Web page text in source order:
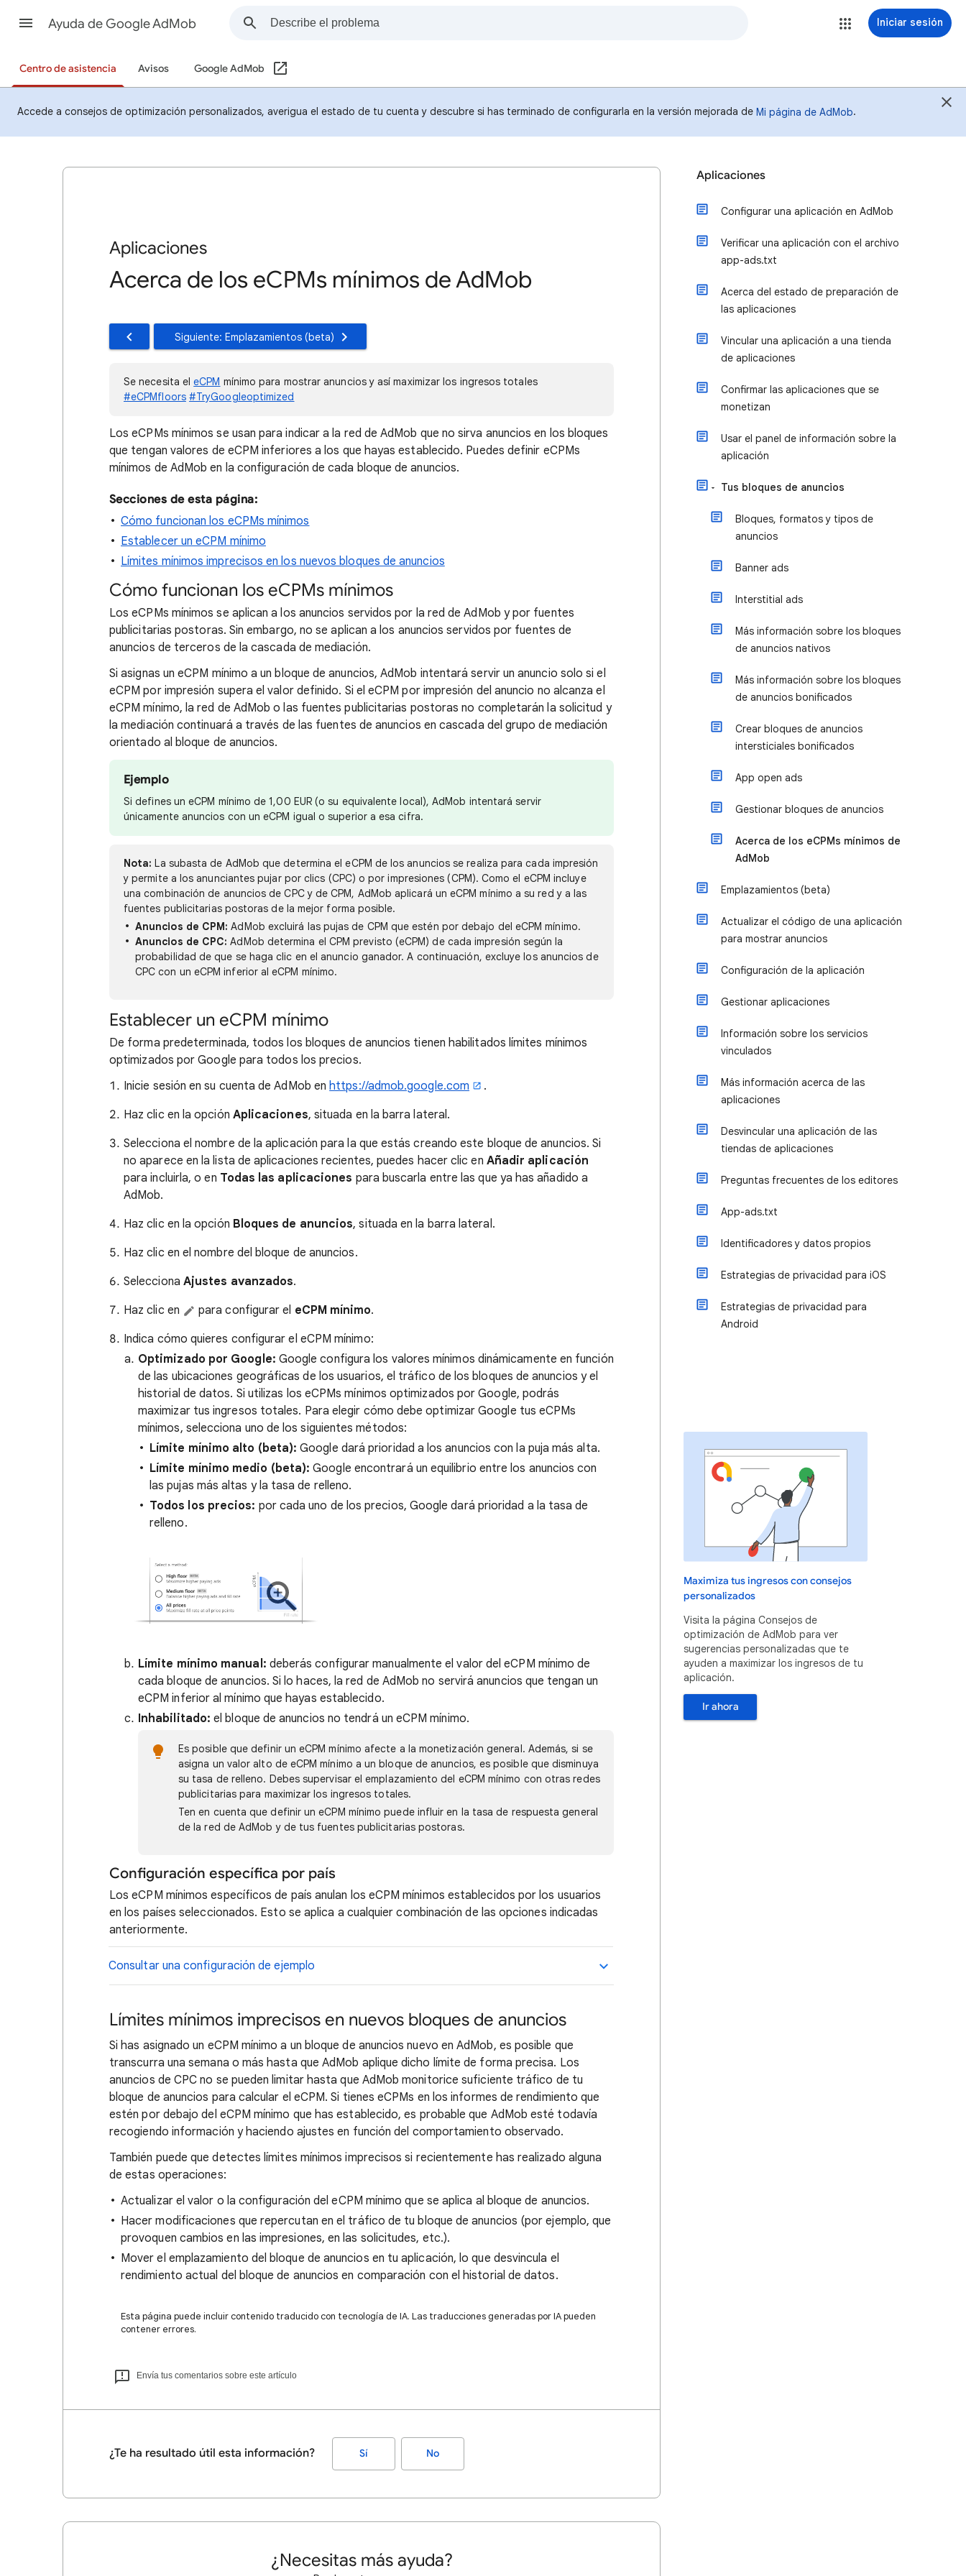
Ayuda de Google AdMob Iniciar sesión
Centro de asistencia Avisos Google AdMob
Accede a consejos de optimización personalizados, averigua el estado de tu cuenta y descubre si has terminado de configurarla en la versión mejorada de Mi página de AdMob.
Aplicaciones
Acerca de los eCPMs mínimos de AdMob
Siguiente: Emplazamientos (beta)
Se necesita eleCPM mínimo para mostrar anuncios y así maximizar los ingresos totales
#eCPMfloors #TryGoogleoptimized
Los eCPMs mínimos se usan para indicar a la red de AdMob que no sirva anuncios en los bloques
que tengan valores de eCPM inferiores a los que hayas establecido. Puedes definir eCPMs
mínimos de AdMob en la configuración de cada bloque de anuncios.
Secciones de esta página:
Cómo funcionan los eCPMs mínimos
Establecer un eCPM mínimo
Límites mínimos imprecisos en los nuevos bloques de anuncios
Cómo funcionan los eCPMs mínimos
Los eCPMs mínimos se aplican a los anuncios servidos por la red de AdMob y por fuentes
publicitarias postoras. Sin embargo, no se aplican a los anuncios servidos por fuentes de
anuncios de terceros de la cascada de mediación.
Si asignas un eCPM mínimo a un bloque de anuncios, AdMob intentará servir un anuncio solo si el
eCPM por impresión supera el valor definido. Si el eCPM por impresión del anuncio no alcanza el
eCPM mínimo, la red de AdMob o las fuentes publicitarias postoras no completarán la solicitud y
la mediación continuará a través de las fuentes de anuncios en cascada del grupo de mediación
orientado al bloque de anuncios.
Ejemplo
Si defines un eCPM mínimo de 1,00 EUR (o su equivalente local), AdMob intentará servir
únicamente anuncios con un eCPM igual o superior a esa cifra.
Nota: La subasta de AdMob que determina el eCPM de los anuncios se realiza para cada impresión
y permite a los anunciantes pujar por clics (CPC) o por impresiones (CPM). Como el eCPM incluye
una combinación de anuncios de CPC y de CPM, AdMob aplicará un eCPM mínimo a su red y a las
fuentes publicitarias postoras de la mejor forma posible.
Anuncios de CPM: AdMob excluirá las pujas de CPM que estén por debajo del eCPM mínimo.
Anuncios de CPC: AdMob determina el CPM previsto (eCPM) de cada impresión según la
probabilidad de que se haga clic en el anuncio ganador. A continuación, excluye los anuncios de
CPC con un eCPM inferior al eCPM mínimo.
Establecer un eCPM mínimo
De forma predeterminada, todos los bloques de anuncios tienen habilitados límites mínimos
optimizados por Google para todos los precios.
Inicie sesión en su cuenta de AdMob enhttps://admob.google.com
.
Haz clic en la opción Aplicaciones, situada en la barra lateral.
Selecciona el nombre de la aplicación para la que estás creando este bloque de anuncios. Si
no aparece en la lista de aplicaciones recientes, puedes hacer clic en Añadir aplicación
para incluirla, o en Todas las aplicaciones para buscarla entre las que ya has añadido a
AdMob.
Haz clic en la opción Bloques de anuncios, situada en la barra lateral.
Haz clic en el nombre del bloque de anuncios.
Selecciona Ajustes avanzados.
Haz clic en
para configurar el eCPM mínimo.
Indica cómo quieres configurar el eCPM mínimo:
Optimizado por Google: Google configura los valores mínimos dinámicamente en función
de las ubicaciones geográficas de los usuarios, el tráfico de los bloques de anuncios y el
historial de datos. Si utilizas los eCPMs mínimos optimizados por Google, podrás
maximizar tus ingresos totales. Para elegir cómo debe optimizar Google tus eCPMs
mínimos, selecciona uno de los siguientes métodos:
Límite mínimo alto (beta): Google dará prioridad a los anuncios con la puja más alta.
Límite mínimo medio (beta): Google encontrará un equilibrio entre los anuncios con
las pujas más altas y la tasa de relleno.
Todos los precios: por cada uno de los precios, Google dará prioridad a la tasa de
relleno.
Límite mínimo manual: deberás configurar manualmente el valor del eCPM mínimo de
cada bloque de anuncios. Si lo haces, la red de AdMob no servirá anuncios que tengan un
eCPM inferior al mínimo que hayas establecido.
Inhabilitado: el bloque de anuncios no tendrá un eCPM mínimo.
Es posible que definir un eCPM mínimo afecte a la monetización general. Además, si se
asigna un valor alto de eCPM mínimo a un bloque de anuncios, es posible que disminuya
su tasa de relleno. Debes supervisar el emplazamiento del eCPM mínimo con otras redes
publicitarias para maximizar los ingresos totales.
Ten en cuenta que definir un eCPM mínimo puede influir en la tasa de respuesta general
de la red de AdMob y de tus fuentes publicitarias postoras.
Configuración específica por país
Los eCPM mínimos específicos de país anulan los eCPM mínimos establecidos por los usuarios
en los países seleccionados. Esto se aplica a cualquier combinación de las opciones indicadas
anteriormente.
Consultar una configuración de ejemplo
Límites mínimos imprecisos en nuevos bloques de anuncios
Si has asignado un eCPM mínimo a un bloque de anuncios nuevo en AdMob, es posible que
transcurra una semana o más hasta que AdMob aplique dicho límite de forma precisa. Los
anuncios de CPC no se pueden limitar hasta que AdMob monitorice suficiente tráfico de tu
bloque de anuncios para calcular el eCPM. Si tienes eCPMs en los informes de rendimiento que
estén por debajo del eCPM mínimo que has establecido, es probable que AdMob esté todavía
recogiendo información y haciendo ajustes en función del comportamiento observado.
También puede que detectes límites mínimos imprecisos si recientemente has realizado alguna
de estas operaciones:
Actualizar el valor o la configuración del eCPM mínimo que se aplica al bloque de anuncios.
Hacer modificaciones que repercutan en el tráfico de tu bloque de anuncios (por ejemplo, que
provoquen cambios en las impresiones, en las solicitudes, etc.).
Mover el emplazamiento del bloque de anuncios en tu aplicación, lo que desvincula el
rendimiento actual del bloque de anuncios en comparación con el historial de datos.
Esta página puede incluir contenido traducido con tecnología de IA. Las traducciones generadas por IA pueden
contener errores.
Envía tus comentarios sobre este artículo
¿Te ha resultado útil esta información? Sí No
¿Necesitas más ayuda?
Aplicaciones
Configurar una aplicación en AdMob
Verificar una aplicación con el archivo
app-ads.txt
Acerca del estado de preparación de
las aplicaciones
Vincular una aplicación a una tienda
de aplicaciones
Confirmar las aplicaciones que se
monetizan
Usar el panel de información sobre la
aplicación
Tus bloques de anuncios
Bloques, formatos y tipos de
anuncios
Banner ads
Interstitial ads
Más información sobre los bloques
de anuncios nativos
Más información sobre los bloques
de anuncios bonificados
Crear bloques de anuncios
intersticiales bonificados
App open ads
Gestionar bloques de anuncios
Acerca de los eCPMs mínimos de
AdMob
Emplazamientos (beta)
Actualizar el código de una aplicación
para mostrar anuncios
Configuración de la aplicación
Gestionar aplicaciones
Información sobre los servicios
vinculados
Más información acerca de las
aplicaciones
Desvincular una aplicación de las
tiendas de aplicaciones
Preguntas frecuentes de los editores
App-ads.txt
Identificadores y datos propios
Estrategias de privacidad para iOS
Estrategias de privacidad para
Android
Maximiza tus ingresos con consejos
personalizados
Visita la página Consejos de
optimización de AdMob para ver
sugerencias personalizadas que te
ayuden a maximizar los ingresos de tu
aplicación.
Ir ahora